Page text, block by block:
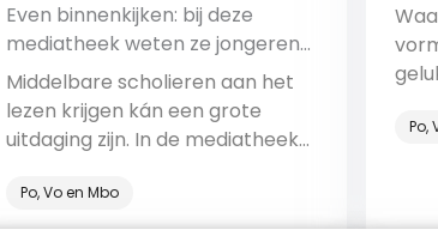
Even binnenkijken: bij deze
mediatheek weten ze jongeren
écht aan het lezen te krijgen
Middelbare scholieren aan het
lezen krijgen kán een grote
uitdaging zijn. In de mediatheek
doen ze het anders, en met
succes!
Po, Vo en Mbo
Po,